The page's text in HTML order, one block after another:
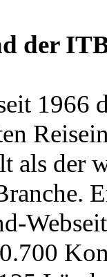
der
1966
als der